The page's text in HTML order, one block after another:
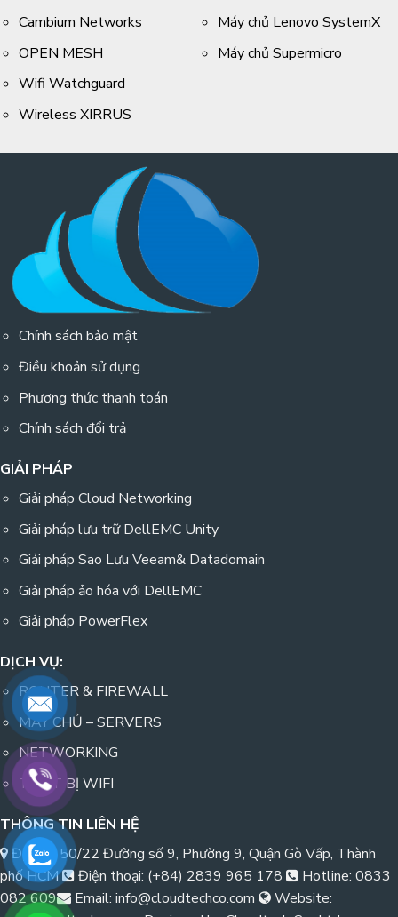
Cambium Networks
OPEN MESH
Wifi Watchguard
Wireless XIRRUS
Máy chủ Lenovo SystemX
Máy chủ Supermicro
Chính sách bảo mật
Điều khoản sử dụng
Phương thức thanh toán
Chính sách đổi trả
GIẢI PHÁP
Giải pháp Cloud Networking
Giải pháp lưu trữ DellEMC Unity
Giải pháp Sao Lưu Veeam& Datadomain
Giải pháp ảo hóa với DellEMC
Giải pháp PowerFlex
DỊCH VỤ:
ROUTER & FIREWALL
MÁY CHỦ – SERVERS
NETWORKING
THIẾT BỊ WIFI
THÔNG TIN LIÊN HỆ
Địa chỉ: 50/22 Đường số 9, Phường 9, Quận Gò Vấp, Thành
phố HCM
Điện thoại: (+84) 2839 965 178
Hotline: 0833
082 609
Email: info@cloudtechco.com
Website: